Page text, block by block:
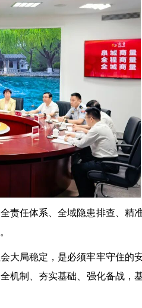
责任体系、全域隐患排查、精
大局稳定，是必须牢牢守住的
机制、夯实基础、强化备战，